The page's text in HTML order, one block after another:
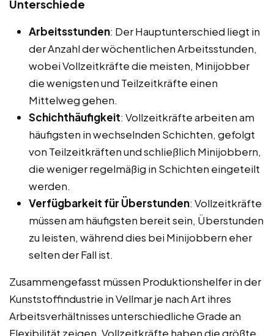
Unterschiede
Arbeitsstunden: Der Hauptunterschied liegt in
der Anzahl der wöchentlichen Arbeitsstunden,
wobei Vollzeitkräfte die meisten, Minijobber
die wenigsten und Teilzeitkräfte einen
Mittelweg gehen.
Schichthäufigkeit: Vollzeitkräfte arbeiten am
häufigsten in wechselnden Schichten, gefolgt
von Teilzeitkräften und schließlich Minijobbern,
die weniger regelmäßig in Schichten eingeteilt
werden.
Verfügbarkeit für Überstunden: Vollzeitkräfte
müssen am häufigsten bereit sein, Überstunden
zu leisten, während dies bei Minijobbern eher
selten der Fall ist.
Zusammengefasst müssen Produktionshelfer in der
Kunststoffindustrie in Vellmar je nach Art ihres
Arbeitsverhältnisses unterschiedliche Grade an
Flexibilität zeigen. Vollzeitkräfte haben die größte